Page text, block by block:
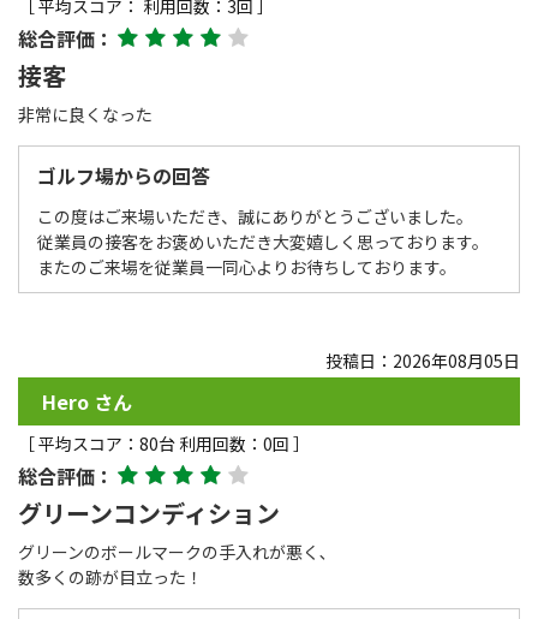
［ 平均スコア： 利用回数：3回 ］
総合評価：
接客
非常に良くなった
ゴルフ場からの回答
この度はご来場いただき、誠にありがとうございました。
従業員の接客をお褒めいただき大変嬉しく思っております。
またのご来場を従業員一同心よりお待ちしております。
Hero さん
［ 平均スコア：80台 利用回数：0回 ］
投稿日：2026年08月05日
総合評価：
グリーンコンディション
グリーンのボールマークの手入れが悪く､
数多くの跡が目立った！